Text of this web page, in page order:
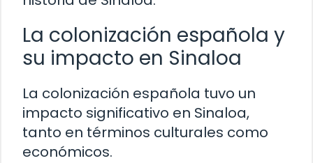
La colonización española y
su impacto en Sinaloa
La colonización española tuvo un
impacto significativo en Sinaloa,
tanto en términos culturales como
económicos.